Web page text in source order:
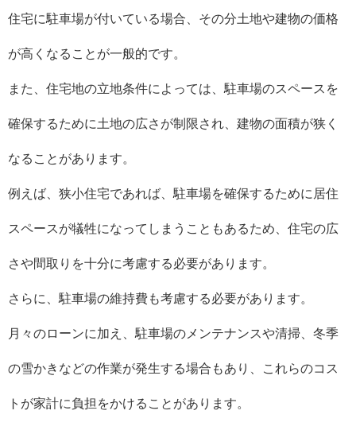
住宅に駐車場が付いている場合、その分土地や建物の価格
が高くなることが一般的です。
また、住宅地の立地条件によっては、駐車場のスペースを
確保するために土地の広さが制限され、建物の面積が狭く
なることがあります。
例えば、狭小住宅であれば、駐車場を確保するために居住
スペースが犠牲になってしまうこともあるため、住宅の広
さや間取りを十分に考慮する必要があります。
さらに、駐車場の維持費も考慮する必要があります。
月々のローンに加え、駐車場のメンテナンスや清掃、冬季
の雪かきなどの作業が発生する場合もあり、これらのコス
トが家計に負担をかけることがあります。